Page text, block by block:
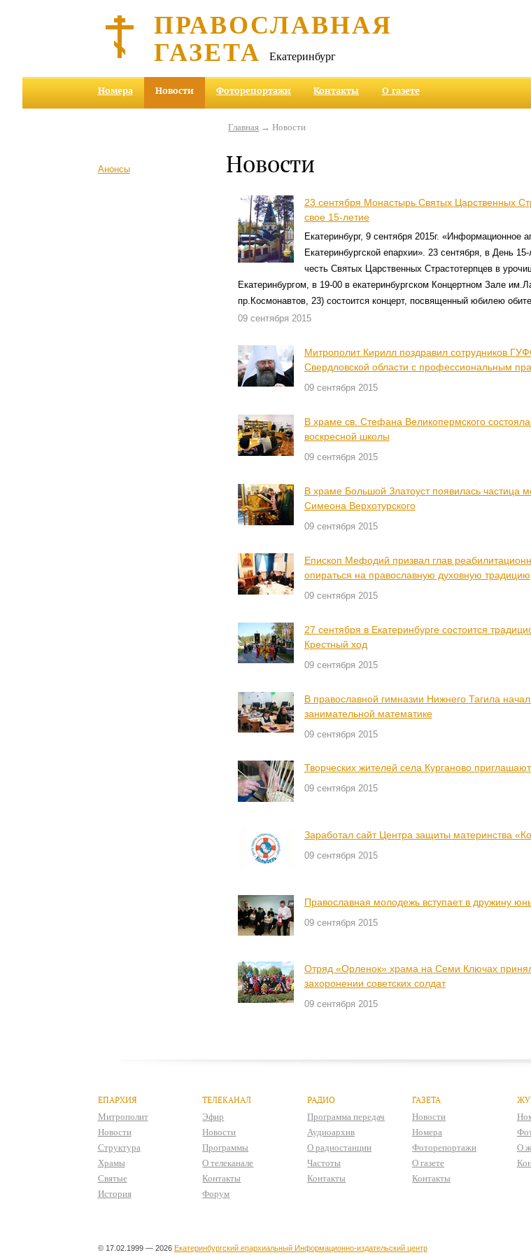
ПРАВОСЛАВНАЯ
ГАЗЕТА Екатеринбург
Номера Новости Фоторепортажи Контакты О газете
Анонсы
Главная → Новости
Новости
23 сентября Монастырь Святых Царственных
свое 15-летие
Екатеринбург, 9 сентября 2015г. «Информационное
Екатеринбургской епархии». 23 сентября, в День
честь Святых Царственных Страстотерпцев в
Екатеринбургом, в 19-00 в екатеринбургском Концертном Зале
пр.Космонавтов, 23) состоится концерт, посвященный юбилею
09 сентября 2015
Митрополит Кирилл поздравил сотрудников
Свердловской области с профессиональным
09 сентября 2015
В храме св. Стефана Великопермского
воскресной школы
09 сентября 2015
В храме Большой Златоуст появилась частица
Симеона Верхотурского
09 сентября 2015
Епископ Мефодий призвал глав
опираться на православную духовную традицию
09 сентября 2015
27 сентября в Екатеринбурге состоится
Крестный ход
09 сентября 2015
В православной гимназии Нижнего Тагила
занимательной математике
09 сентября 2015
Творческих жителей села Курганово
09 сентября 2015
Заработал сайт Центра защиты материнства
09 сентября 2015
Православная молодежь вступает в дружину
09 сентября 2015
Отряд «Орленок» храма на Семи Ключах
захоронении советских солдат
09 сентября 2015
ЕПАРХИЯ
Митрополит
Новости
Структура
Храмы
Святые
История
ТЕЛЕКАНАЛ
Эфир
Новости
Программы
О телеканале
Контакты
Форум
РАДИО
Программа передач
Аудиоархив
О радиостанции
Частоты
Контакты
ГАЗЕТА
Новости
Номера
Фоторепортажи
О газете
Контакты
О
© 17.02.1999 — 2026 Екатеринбургский епархиальный Информационно-издательский центр